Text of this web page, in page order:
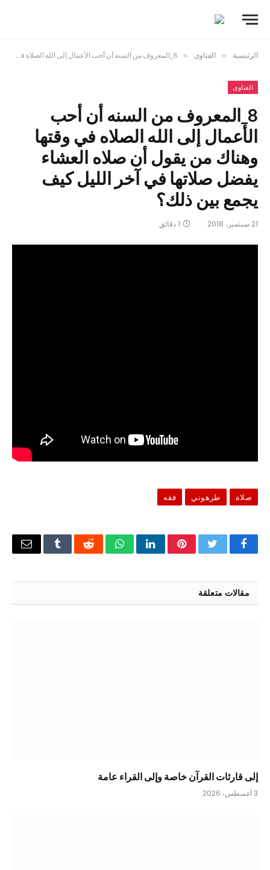
الرئيسية » الفتاوى » 8_المعروف من السنه أن أحب الأعمال إلى الله الصلاه في وقتها وهناك من يقول أن صلاه العشاء يفضل صلاتها في آخر الليل كيف يجمع بين ذلك؟
الفتاوى
8_المعروف من السنه أن أحب
الأعمال إلى الله الصلاه في وقتها
وهناك من يقول أن صلاه العشاء
يفضل صلاتها في آخر الليل كيف
يجمع بين ذلك؟
21 سبتمبر، 2018 1 دقائق
صلاة طرهوني فقه
فيسبوكتويتر بينتيريستلينكدإنواتسابرديت Tumblrالبريد
مقالات متعلقة
إلى قارئات القرآن خاصة وإلى القراء عامة
3 أغسطس، 2026